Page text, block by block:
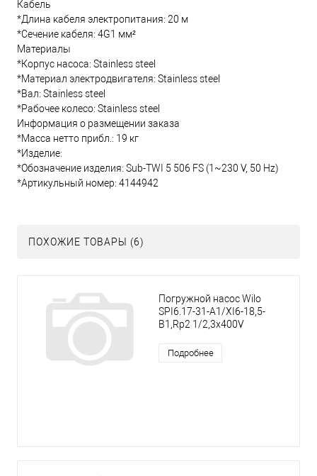
Кабель
*Длина кабеля электропитания: 20 м
*Сечение кабеля: 4G1 мм²
Материалы
*Корпус насоса: Stainless steel
*Материал электродвигателя: Stainless steel
*Вал: Stainless steel
*Рабочее колесо: Stainless steel
Информация о размещении заказа
*Масса нетто прибл.: 19 кг
*Изделие:
*Обозначение изделия: Sub-TWI 5 506 FS (1~230 V, 50 Hz)
*Артикульный номер: 4144942
ПОХОЖИЕ ТОВАРЫ (6)
Погружной насос Wilo
SPI6.17-31-A1/XI6-18,5-
B1,Rp2 1/2,3x400V
Подробнее